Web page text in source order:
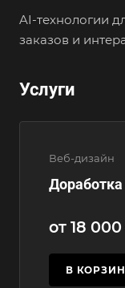
AI-технологии
заказов и
Услуги
Веб-дизайн
от 18 000
В